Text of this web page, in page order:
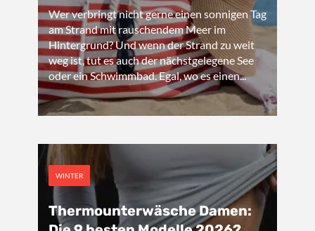
Wer verbringt nicht gerne einen sonnigen Tag
am Strand mit rauschendem Meer im
Hintergrund? Und wenn der Strand zu weit
weg ist, tut es auch der nächstgelegene See
oder ein Schwimmbad. Egal, wo es einen...
WINTER
Thermounterwäsche Damen: